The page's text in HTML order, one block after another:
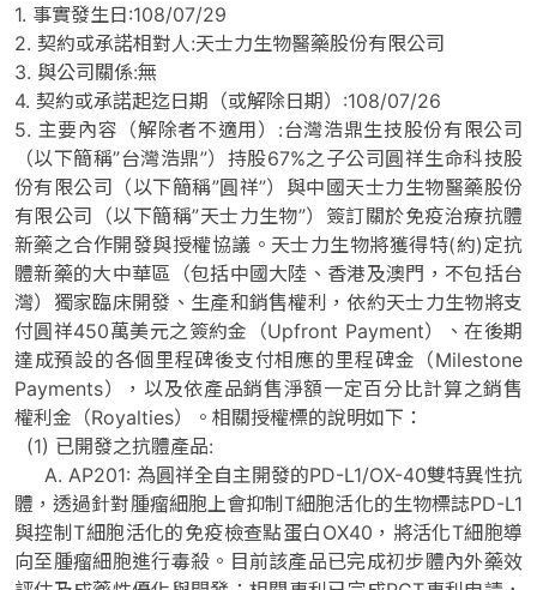
1. 事實發生日:108/07/29
2. 契約或承諾相對人:天士力生物醫藥股份有限公司
3. 與公司關係:無
4. 契約或承諾起迄日期（或解除日期）:108/07/26
5. 主要內容（解除者不適用）:台灣浩鼎生技股份有限公司
（以下簡稱”台灣浩鼎”）持股67%之子公司圓祥生命科技股
份有限公司（以下簡稱”圓祥”）與中國天士力生物醫藥股份
有限公司（以下簡稱”天士力生物”）簽訂關於免疫治療抗體
新藥之合作開發與授權協議。天士力生物將獲得特(約)定抗
體新藥的大中華區（包括中國大陸、香港及澳門，不包括台
灣）獨家臨床開發、生產和銷售權利，依約天士力生物將支
付圓祥450萬美元之簽約金（Upfront Payment）、在後期
達成預設的各個里程碑後支付相應的里程碑金（Milestone
Payments），以及依產品銷售淨額一定百分比計算之銷售
權利金（Royalties）。相關授權標的說明如下：
(1) 已開發之抗體產品:
A. AP201: 為圓祥全自主開發的PD-L1/OX-40雙特異性抗
體，透過針對腫瘤細胞上會抑制T細胞活化的生物標誌PD-L1
與控制T細胞活化的免疫檢查點蛋白OX40，將活化T細胞導
向至腫瘤細胞進行毒殺。目前該產品已完成初步體內外藥效